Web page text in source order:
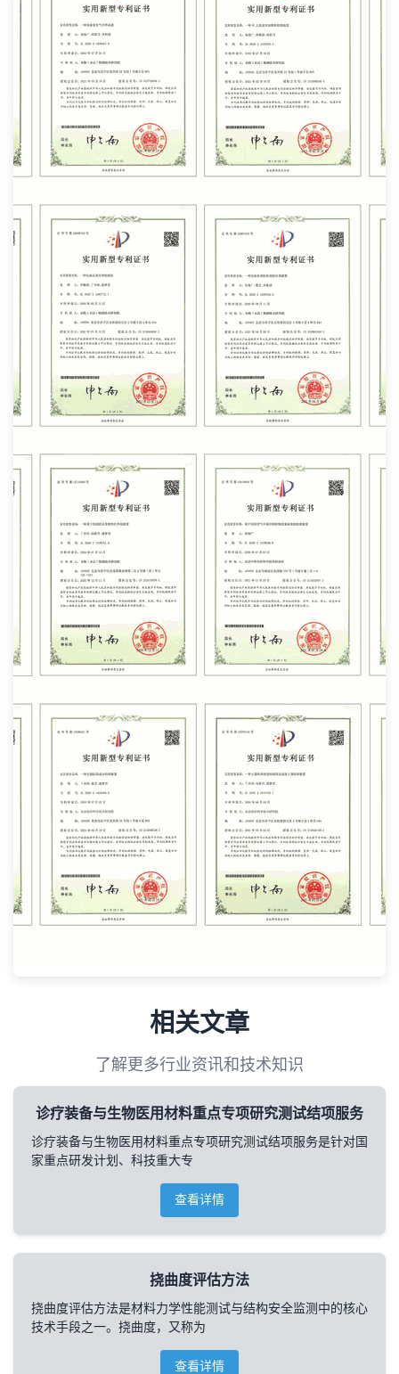
相关文章
了解更多行业资讯和技术知识
诊疗装备与生物医用材料重点专项研究测试结项服务
诊疗装备与生物医用材料重点专项研究测试结项服务是针对国
家重点研发计划、科技重大专
查看详情
挠曲度评估方法
挠曲度评估方法是材料力学性能测试与结构安全监测中的核心
技术手段之一。挠曲度，又称为
查看详情